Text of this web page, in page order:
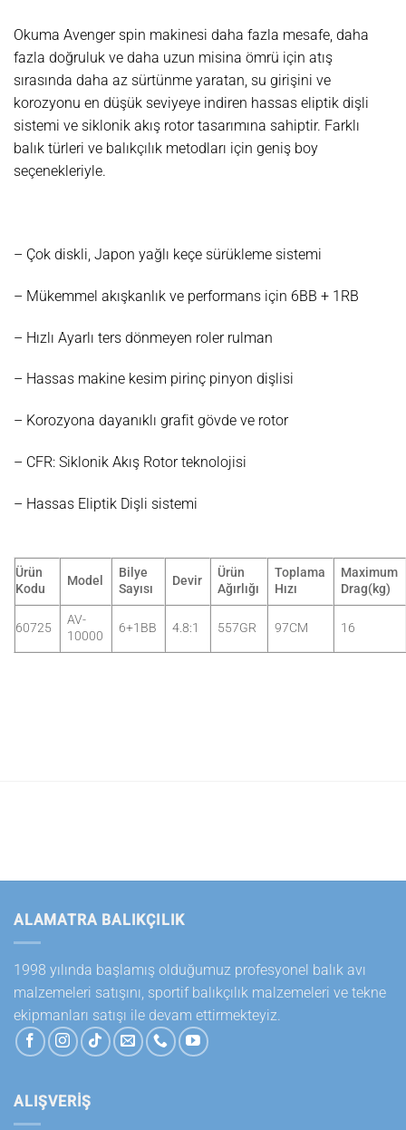
Okuma Avenger spin makinesi daha fazla mesafe, daha
fazla doğruluk ve daha uzun misina ömrü için atış
sırasında daha az sürtünme yaratan, su girişini ve
korozyonu en düşük seviyeye indiren hassas eliptik dişli
sistemi ve siklonik akış rotor tasarımına sahiptir. Farklı
balık türleri ve balıkçılık metodları için geniş boy
seçenekleriyle.
– Çok diskli, Japon yağlı keçe sürükleme sistemi
– Mükemmel akışkanlık ve performans için 6BB + 1RB
– Hızlı Ayarlı ters dönmeyen roler rulman
– Hassas makine kesim pirinç pinyon dişlisi
– Korozyona dayanıklı grafit gövde ve rotor
– CFR: Siklonik Akış Rotor teknolojisi
– Hassas Eliptik Dişli sistemi
Ürün
Kodu
Model
Bilye
Sayısı
Devir
Ürün
Ağırlığı
Toplama
Hızı
Maximum
Drag(kg)
60725
AV-
10000
6+1BB 4.8:1 557GR 97CM 16
ALAMATRA BALIKÇILIK
1998 yılında başlamış olduğumuz profesyonel balık avı
malzemeleri satışını, sportif balıkçılık malzemeleri ve tekne
ekipmanları satışı ile devam ettirmekteyiz.
ALIŞVERİŞ